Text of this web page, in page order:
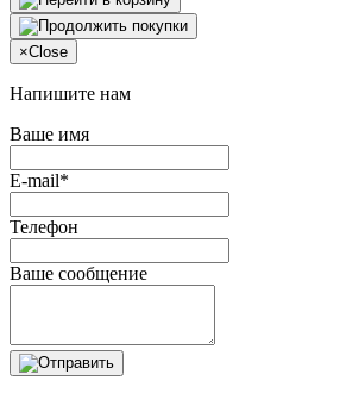
×Close
Напишите нам
Ваше имя
E-mail*
Телефон
Ваше сообщение